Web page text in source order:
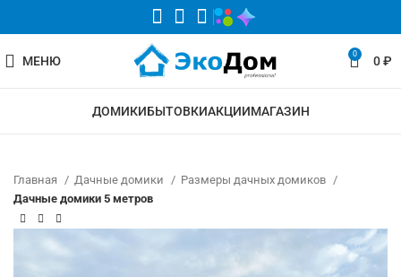
МЕНЮ 0 0₽
ДОМИКИБЫТОВКИАКЦИИМАГАЗИН
Главная Дачные домики
Размеры дачных домиков
Дачные домики 5 метров